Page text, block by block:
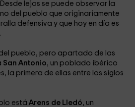
lejos se puede observar la
del pueblo que originariamente
defensiva y que hoy en día es
pueblo, pero apartado de las
San Antonio, un poblado ibérico
la primera de ellas entre los siglos
estáArens de Lledó, un